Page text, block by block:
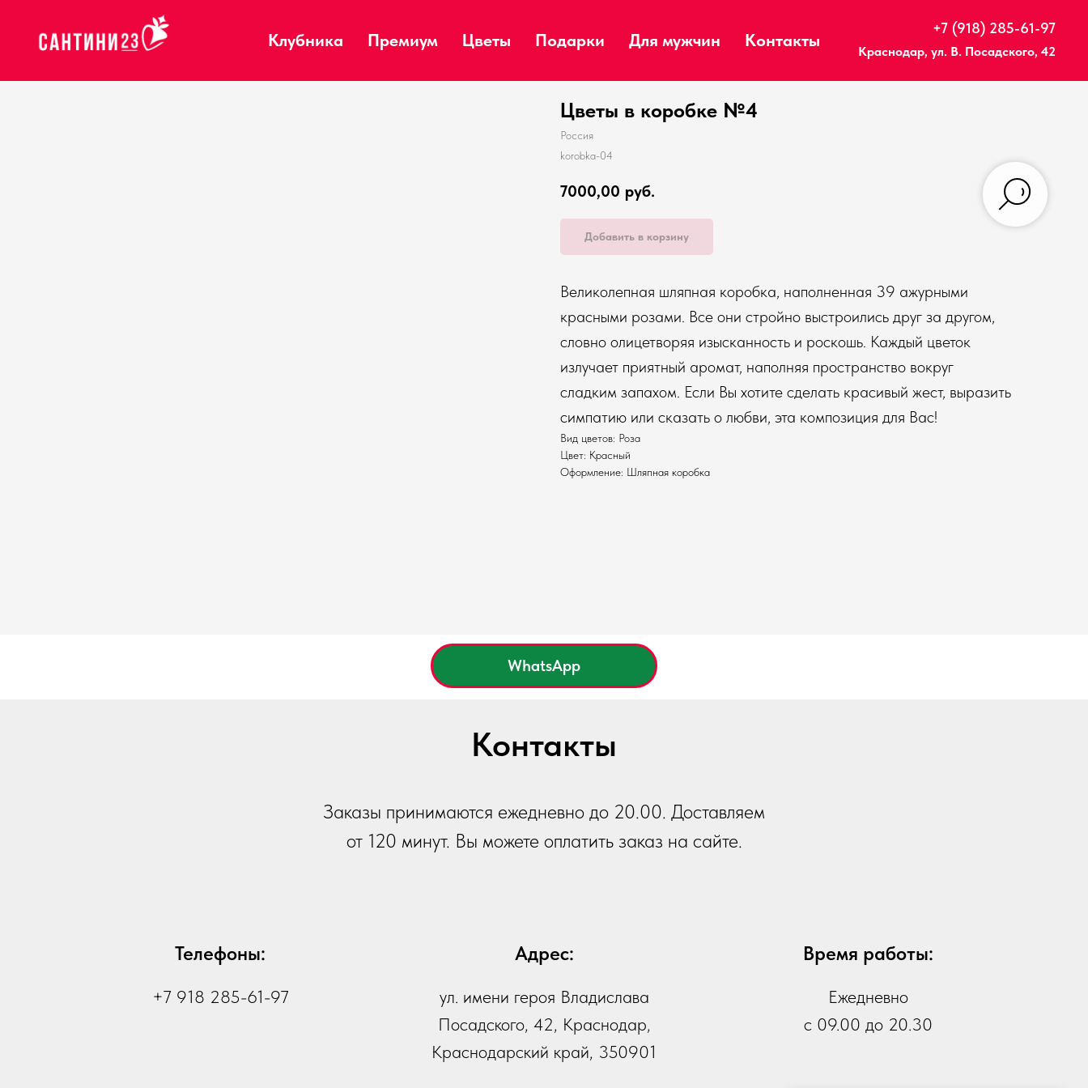
Клубника Премиум Цветы Подарки Для мужчин Контакты
+7 (918) 285-61-97
Краснодар, ул. В. Посадского, 42
Цветы в коробке №4
Россия
korobka-04
7000,00 руб.
Добавить в корзину
Великолепная шляпная коробка, наполненная 39 ажурными
красными розами. Все они стройно выстроились друг за другом,
словно олицетворяя изысканность и роскошь. Каждый цветок
излучает приятный аромат, наполняя пространство вокруг
сладким запахом. Если Вы хотите сделать красивый жест, выразить
симпатию или сказать о любви, эта композиция для Вас!
Вид цветов: Роза
Цвет: Красный
Оформление: Шляпная коробка
WhatsApp
Контакты
Заказы принимаются ежедневно до 20.00. Доставляем
от 120 минут. Вы можете оплатить заказ на сайте.
Телефоны:
+7 918 285-61-97
Адрес:
ул. имени героя Владислава
Посадского, 42, Краснодар,
Краснодарский край, 350901
Время работы:
Ежедневно
с 09.00 до 20.30